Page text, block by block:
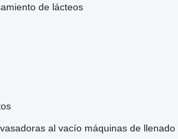
de lácteos
al vacío máquinas de llenado